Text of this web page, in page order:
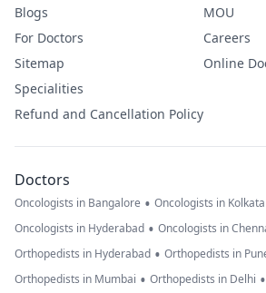
Blogs
For Doctors
Sitemap
Specialities
Refund and Cancellation Policy
MOU
Careers
Online
Doctors
Oncologists in Bangalore • Oncologists in Kolkata
Oncologists in Hyderabad • Oncologists in
Orthopedists in Hyderabad • Orthopedists in
Orthopedists in Mumbai • Orthopedists in Delhi •